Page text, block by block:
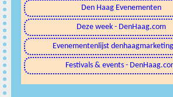
Den Haag Evenementen
Deze week - DenHaag.com
Evenementenlijst
Festivals & events -